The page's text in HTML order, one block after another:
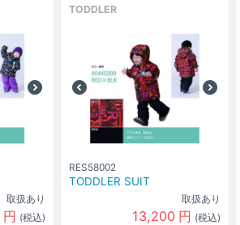
取扱あり
円 (税込)
TODDLER
RES58002
TODDLER SUIT
取扱あり
13,200 円 (税込)